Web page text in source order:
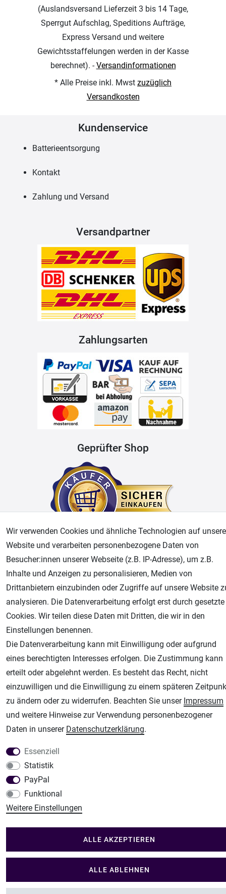
(Auslandsversand Lieferzeit 3 bis 14 Tage,
Sperrgut Aufschlag, Speditions Aufträge,
Express Versand und weitere
Gewichtsstaffelungen werden in der Kasse
berechnet). -Versandinformationen
* Alle Preise inkl. Mwst zuzüglich
Versandkosten
Kundenservice
Batterieentsorgung
Kontakt
Zahlung und Versand
Versandpartner
Zahlungsarten
Geprüfter Shop
AGB Widerrufsrecht Datenschutz Impressum
Unsere weiteren Shops:
Fachhandel für: Airbrushpistolen, Kompressoren, Airbrushfarben
Modellbau-City
Plotter-City
Im Shop Kaufen
Küchen Zubehör - Haus/Garten - Tierbedarf
Wir verwenden Cookies und ähnliche Technologien auf
Website und verarbeiten personenbezogene Daten von
Besucher:innen unserer Webseite (z.B. IP-Adresse), um z.B.
Inhalte und Anzeigen zu personalisieren, Medien von
Drittanbietern einzubinden oder Zugriffe auf unsere Website
analysieren. Die Datenverarbeitung erfolgt erst durch gesetzte
Cookies. Wir teilen diese Daten mit Dritten, die wir in den
Einstellungen benennen.
Die Datenverarbeitung kann mit Einwilligung oder aufgrund
eines berechtigten Interesses erfolgen. Die Zustimmung kann
erteilt oder abgelehnt werden. Es besteht das Recht, nicht
einzuwilligen und die Einwilligung zu einem späteren
zu ändern oder zu widerrufen. Beachten Sie unser Impressum
und weitere Hinweise zur Verwendung personenbezogener
Daten in unserer Daten­schutz­erklärung.
Essenziell
Statistik
PayPal
Funktional
Weitere Einstellungen
ALLE AKZEPTIEREN
ALLE ABLEHNEN